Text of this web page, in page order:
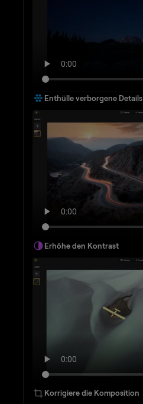
Enthülle verborgene Details
Erhöhe den Kontrast
Korrigiere die Komposition